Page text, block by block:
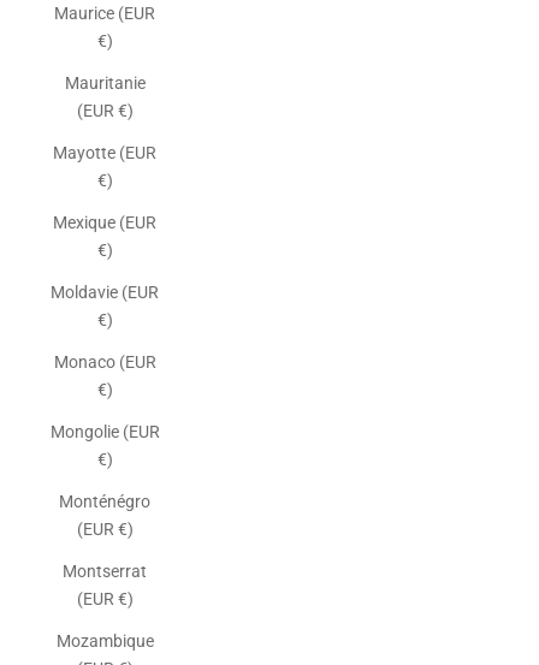
Maurice (EUR
€)
Mauritanie
(EUR €)
Mayotte (EUR
€)
Mexique (EUR
€)
Moldavie (EUR
€)
Monaco (EUR
€)
Mongolie (EUR
€)
Monténégro
(EUR €)
Montserrat
(EUR €)
Mozambique